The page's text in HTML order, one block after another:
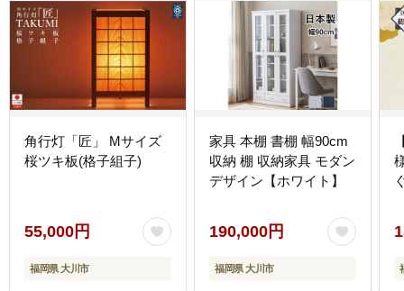
角行灯「匠」 Mサイズ
桜ツキ板(格子組子)
55,000円
福岡県 大川市
家具 本棚 書棚 幅90cm
収納 棚 収納家具 モダン
デザイン【ホワイト】
190,000円
福岡県 大川市